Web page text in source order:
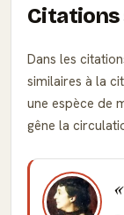
Citations
Dans les
similaires à la
une espèce de
gêne la